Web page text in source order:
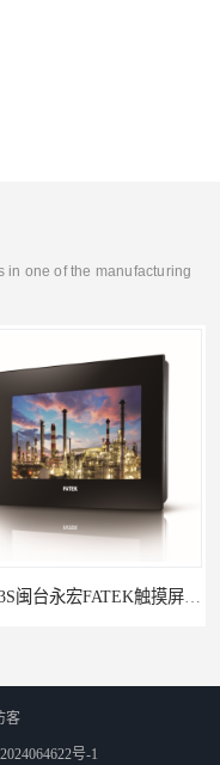
in one of the manufacturing
宏7寸触摸屏HF070L-00
客
号-1